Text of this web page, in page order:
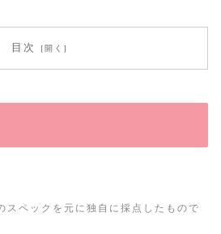
目次
ペックを元に独自に採点したもので